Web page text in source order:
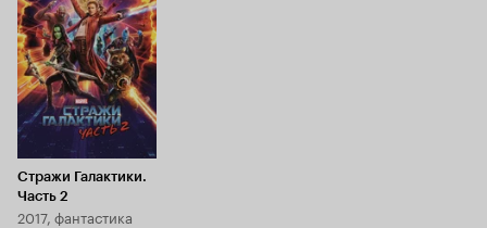
7.8
Стражи Галактики.
Часть 2
2017, фантастика